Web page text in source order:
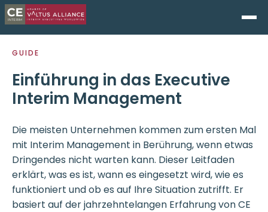
GUIDE
Einführung in das Executive
Interim Management
Die meisten Unternehmen kommen zum ersten Mal
mit Interim Management in Berührung, wenn etwas
Dringendes nicht warten kann. Dieser Leitfaden
erklärt, was es ist, wann es eingesetzt wird, wie es
funktioniert und ob es auf Ihre Situation zutrifft. Er
basiert auf der jahrzehntelangen Erfahrung von CE